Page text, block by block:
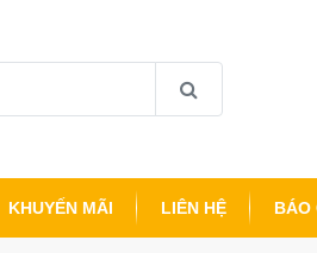
KHUYẾN MÃI LIÊN HỆ BÁO